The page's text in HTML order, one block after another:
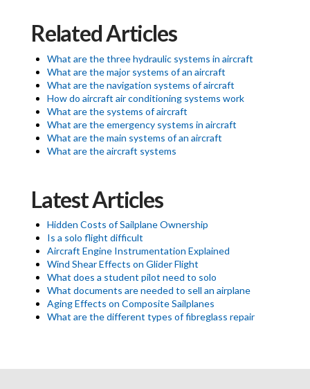
Related Articles
What are the three hydraulic systems in aircraft
What are the major systems of an aircraft
What are the navigation systems of aircraft
How do aircraft air conditioning systems work
What are the systems of aircraft
What are the emergency systems in aircraft
What are the main systems of an aircraft
What are the aircraft systems
Latest Articles
Hidden Costs of Sailplane Ownership
Is a solo flight difficult
Aircraft Engine Instrumentation Explained
Wind Shear Effects on Glider Flight
What does a student pilot need to solo
What documents are needed to sell an airplane
Aging Effects on Composite Sailplanes
What are the different types of fibreglass repair